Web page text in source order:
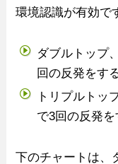
環境認識が有効で
ダブルトップ
回の反発をす
トリプルトッ
で3回の反発
下のチャートは、